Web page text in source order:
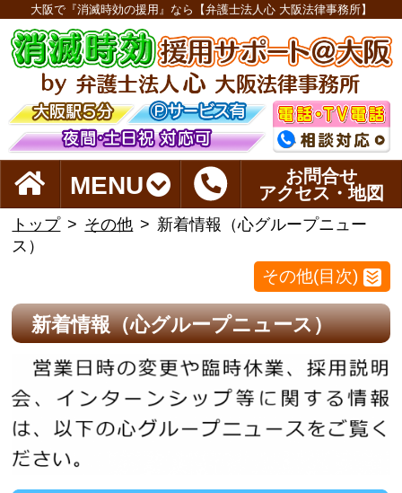
大阪で『消滅時効の援用』なら【弁護士法人心 大阪法律事務所】
MENU
お問合せ
アクセス・地図
トップ その他
新着情報（心グループニュー
ス）
その他(目次)
新着情報（心グループニュース）